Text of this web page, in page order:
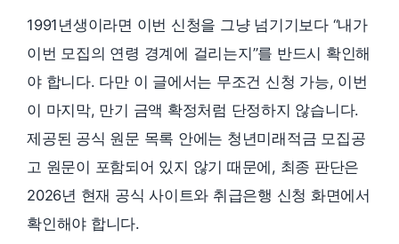
1991년생이라면 이번 신청을 그냥 넘기기보다 “내가
이번 모집의 연령 경계에 걸리는지”를 반드시 확인해
야 합니다. 다만 이 글에서는 무조건 신청 가능, 이번
이 마지막, 만기 금액 확정처럼 단정하지 않습니다.
제공된 공식 원문 목록 안에는 청년미래적금 모집공
고 원문이 포함되어 있지 않기 때문에, 최종 판단은
2026년 현재 공식 사이트와 취급은행 신청 화면에서
확인해야 합니다.